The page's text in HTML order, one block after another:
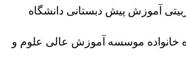
آموزش پیش دبستانی دانشگاه
خانواده موسسه آموزش عالی علوم و